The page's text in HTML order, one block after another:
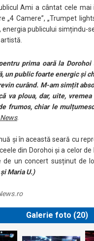
Ami a cântat cele
„4 Camere”, „Trumpet
energia publicului simțindu-
prima oară la Dorohoi
un public foarte energic și
curând. M-am simțit
va ploua, dar, uite,
frumos, chiar le
.
și în această seară cu
din Dorohoi și a celor
de un concert susținut de
Maria U.)
Galerie foto (20)